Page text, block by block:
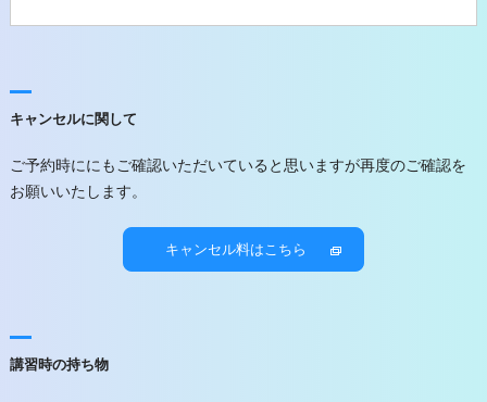
キャンセルに関して
ご予約時ににもご確認いただいていると思いますが再度のご確認を
お願いいたします。
キャンセル料はこちら
講習時の持ち物